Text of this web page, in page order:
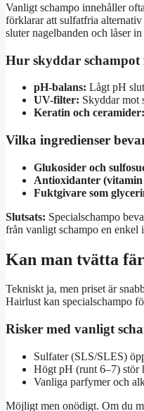
Vanligt schampo innehåller
förklarar att sulfatfria
sluter nagelbanden och låser
Hur skyddar schampot
pH-balans: Lågt pH
UV-filter: Skyddar mot
Keratin och ceramider:
Vilka ingredienser
Glukosider och
Antioxidanter
Fuktgivare som
Slutsats: Specialschampo
från vanligt schampo en enkel
Kan man tvätta
Tekniskt ja, men priset är
Hairlust kan specialschampo
Risker med vanligt
Sulfater (SLS/SLES)
Högt pH (runt 6–7) stör
Vanliga parfymer och
Möjligt men onödigt. Om du